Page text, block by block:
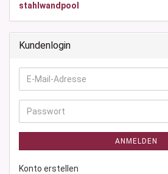
stahlwandpool
Kundenlogin
E-
Mail-
Adresse
Passwort
ANMELDEN
Konto erstellen